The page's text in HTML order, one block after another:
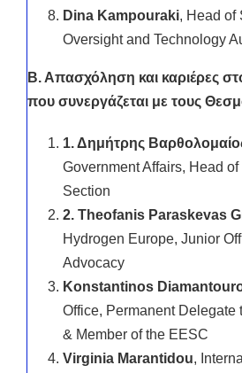
Dina Kampouraki, Head of
Oversight and Technology
Β. Απασχόληση και καριέρες
που συνεργάζεται με τους
1. Δημήτρης
Government Affairs, Head
Section
2. Theofanis Paraskevas
Hydrogen Europe, Junior
Advocacy
Konstantinos
Office, Permanent Delegate
& Member of the EESC
Virginia Marantidou,